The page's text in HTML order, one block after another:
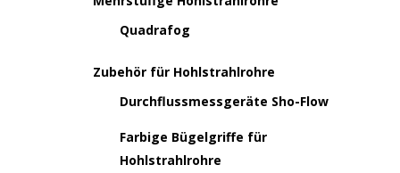
Quadrafog
Zubehör für Hohlstrahlrohre
Durchflussmessgeräte Sho-Flow
Farbige Bügelgriffe für
Hohlstrahlrohre